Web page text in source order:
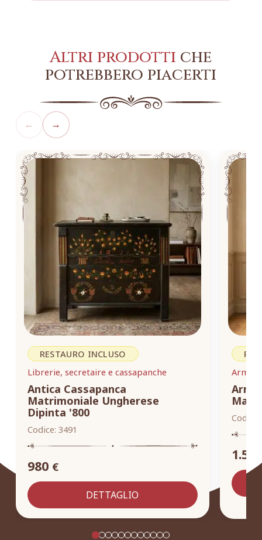
Altri prodotti che
potrebbero piacerti
← →
RESTAURO INCLUSO
Librerie, secretaire e cassapanche
Antica Cassapanca
Matrimoniale Ungherese
Dipinta '800
Codice: 3491
980 €
DETTAGLIO
Codice: